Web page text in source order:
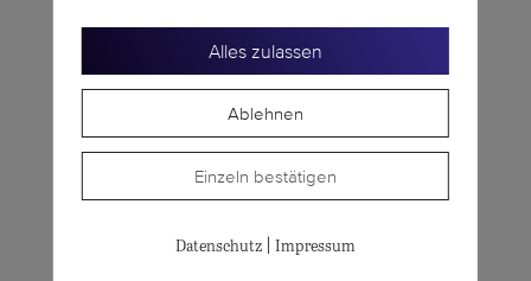
LONGINES
CERTINA
Alles zulassen
Ablehnen
Einzeln bestätigen
Datenschutz| Impressum